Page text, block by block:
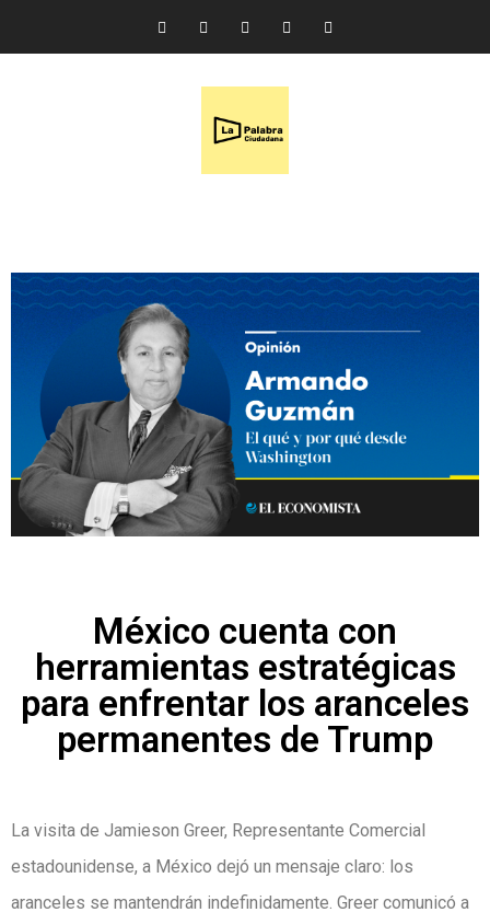
México cuenta con
herramientas estratégicas
para enfrentar los aranceles
permanentes de Trump
La visita de Jamieson Greer, Representante Comercial
estadounidense, a México dejó un mensaje claro: los
aranceles se mantendrán indefinidamente. Greer comunicó a